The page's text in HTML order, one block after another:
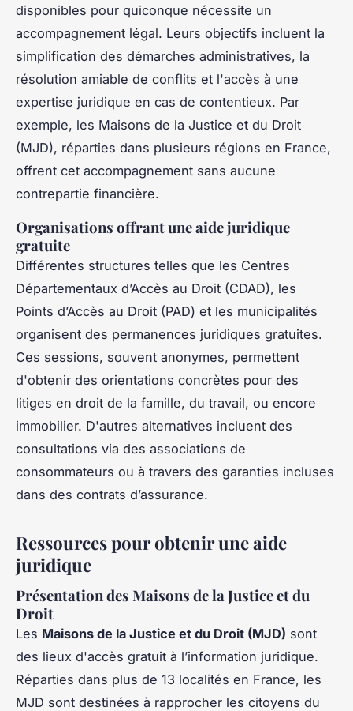
disponibles pour quiconque nécessite un
accompagnement légal. Leurs objectifs incluent la
simplification des démarches administratives, la
résolution amiable de conflits et l'accès à une
expertise juridique en cas de contentieux. Par
exemple, les Maisons de la Justice et du Droit
(MJD), réparties dans plusieurs régions en France,
offrent cet accompagnement sans aucune
contrepartie financière.
Organisations offrant une aide juridique
gratuite
Différentes structures telles que les Centres
Départementaux d’Accès au Droit (CDAD), les
Points d’Accès au Droit (PAD) et les municipalités
organisent des permanences juridiques gratuites.
Ces sessions, souvent anonymes, permettent
d'obtenir des orientations concrètes pour des
litiges en droit de la famille, du travail, ou encore
immobilier. D'autres alternatives incluent des
consultations via des associations de
consommateurs ou à travers des garanties incluses
dans des contrats d’assurance.
Ressources pour obtenir une aide
juridique
Présentation des Maisons de la Justice et du
Droit
Les Maisons de la Justice et du Droit (MJD) sont
des lieux d'accès gratuit à l’information juridique.
Réparties dans plus de 13 localités en France, les
MJD sont destinées à rapprocher les citoyens du